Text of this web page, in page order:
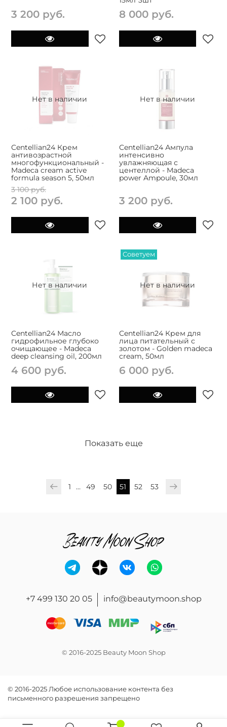
3 200 руб. 8 000 руб.
Нет в наличии
Centellian24 Крем
антивозрастной
многофункциональный -
Madeca cream active
formula season 5, 50мл
3 100 руб.
2 100 руб.
Нет в наличии
Centellian24 Ампула
интенсивно
увлажняющая с
центеллой - Madeca
power Ampoule, 30мл
3 200 руб.
Нет в наличии
Centellian24 Масло
гидрофильное глубоко
очищающее - Madeca
deep cleansing oil, 200мл
4 600 руб.
Нет в наличии
Советуем
Centellian24 Крем для
лица питательный с
золотом - Golden madeca
cream, 50мл
6 000 руб.
Показать еще
1 … 49 50 51 52 53
+7 499 130 20 05 info@beautymoon.shop
© 2016-2025 Beauty Moon Shop
© 2016-2025 Любое использование контента без
письменного разрешения запрещено